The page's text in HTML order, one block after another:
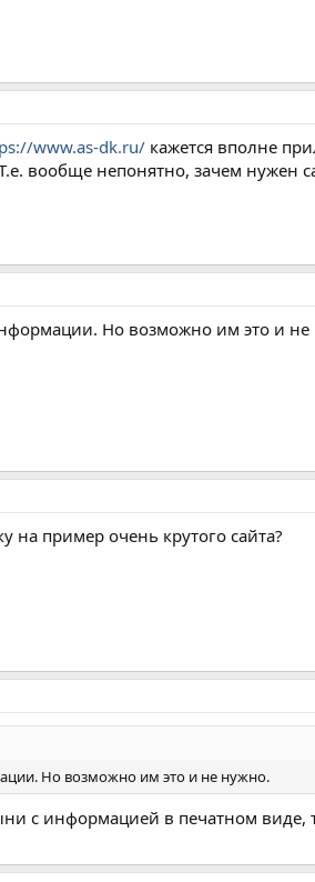
www.as-dk.ru/ кажется вполне
вообще непонятно, зачем
Но возможно им это и
на пример очень крутого сайта?
Но возможно им это и не нужно.
с информацией в печатном